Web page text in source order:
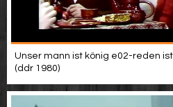
Unser mann ist könig e02-reden ist
(ddr 1980)